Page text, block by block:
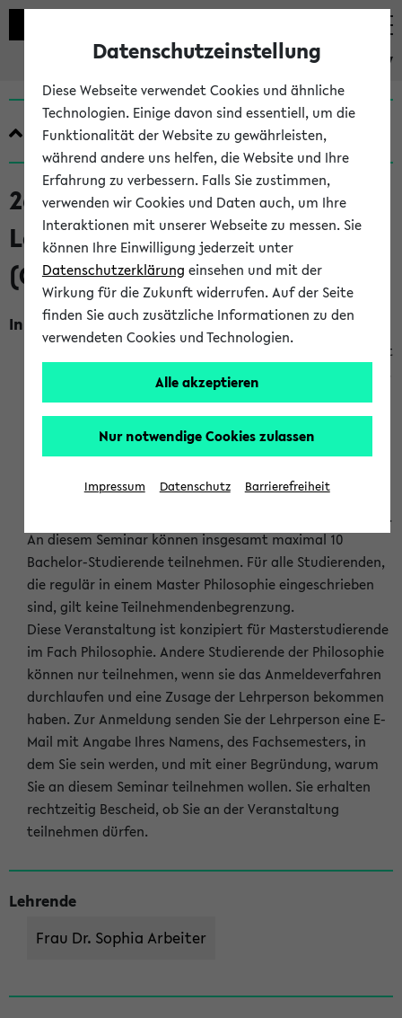
eKVV
Quicklinks
260044 Die Normativität der
Logik und der Rationalität
(GradS) (SoSe 2026)
Inhalt, Kommentar
Sollen oder müssen wir rational sein? Was ist Rationalität
überhaupt? Inwiefern und warum sind wir für unlogisches
Denken und Schließen kritisierbar? Wir beschäftigen uns
mit einer hochaktuellen Debatte, die Fragen der
praktischen und der theoretischen Philosophie verbindet.
Die besprochenen Texte werden hauptsächlich in
englischer Sprache verfasst sein.
DIES IST EIN FACHWISSENSCHAFTLICHES MASTER-SEMINAR.
An diesem Seminar können insgesamt maximal 10
Bachelor-Studierende teilnehmen. Für alle Studierenden,
die regulär in einem Master Philosophie eingeschrieben
sind, gilt keine Teilnehmendenbegrenzung.
Diese Veranstaltung ist konzipiert für Masterstudierende
im Fach Philosophie. Andere Studierende der Philosophie
können nur teilnehmen, wenn sie das Anmeldeverfahren
durchlaufen und eine Zusage der Lehrperson bekommen
haben. Zur Anmeldung senden Sie der Lehrperson eine E-
Mail mit Angabe Ihres Namens, des Fachsemesters, in
dem Sie sein werden, und mit einer Begründung, warum
Sie an diesem Seminar teilnehmen wollen. Sie erhalten
rechtzeitig Bescheid, ob Sie an der Veranstaltung
teilnehmen dürfen.
Lehrende
Frau Dr. Sophia Arbeiter
Datenschutzeinstellung
Diese Webseite verwendet Cookies und ähnliche
Technologien. Einige davon sind essentiell, um die
Funktionalität der Website zu gewährleisten,
während andere uns helfen, die Website und Ihre
Erfahrung zu verbessern. Falls Sie zustimmen,
verwenden wir Cookies und Daten auch, um Ihre
Interaktionen mit unserer Webseite zu messen. Sie
können Ihre Einwilligung jederzeit unter
Datenschutzerklärung einsehen und mit der
Wirkung für die Zukunft widerrufen. Auf der Seite
finden Sie auch zusätzliche Informationen zu den
verwendeten Cookies und Technologien.
Alle akzeptieren
Nur notwendige Cookies zulassen
Impressum Datenschutz Barrierefreiheit